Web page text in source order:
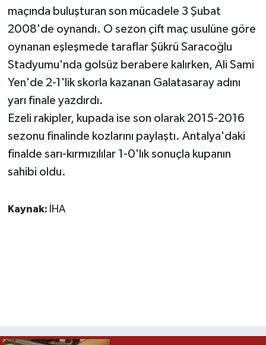
maçında buluşturan son mücadele 3 Şubat
2008'de oynandı. O sezon çift maç usulüne göre
oynanan eşleşmede taraflar Şükrü Saracoğlu
Stadyumu'nda golsüz berabere kalırken, Ali Sami
Yen'de 2-1'lik skorla kazanan Galatasaray adını
yarı finale yazdırdı.
Ezeli rakipler, kupada ise son olarak 2015-2016
sezonu finalinde kozlarını paylaştı. Antalya'daki
finalde sarı-kırmızılılar 1-0'lık sonuçla kupanın
sahibi oldu.
Kaynak: İHA